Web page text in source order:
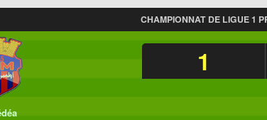
CHAMPIONNAT DE LIGUE 1
1